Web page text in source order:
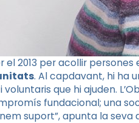
el 2013 per acollir
. Al capdavant, hi ha
que hi ajuden.
fundacional; una
suport”, apunta la seva